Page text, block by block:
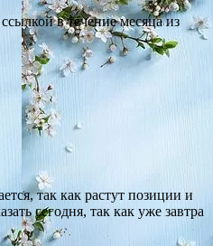
в течение месяца из
так как растут позиции и
сегодня, так как уже завтра